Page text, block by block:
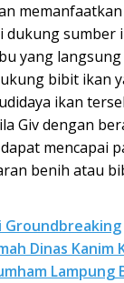
dukung sumber
yang
bibit ikan
ikan
Giv dengan
mencapai
benih atau
Groundbreaking
Dinas Kanim
Lampung